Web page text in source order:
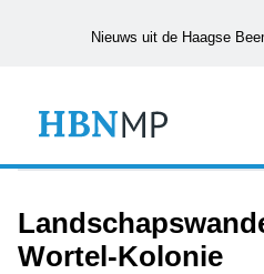
Nieuws uit de Haagse
Wortel-Kolonie